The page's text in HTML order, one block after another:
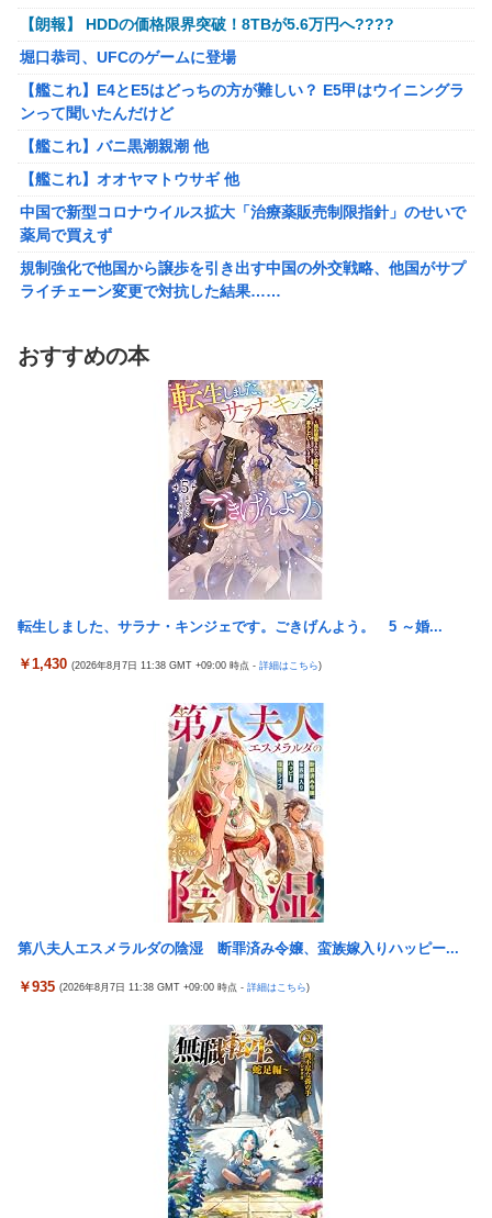
【VTuber】Google Play「選抜！推しナイン発表会」出演
者発表！『にじだけと思ってたけど座長と除夜のケツおるや
んけ』
『ほの暮しの庭』Switch2版 21,965本、Switch版 12,458本
【ガンダムSEED】バンプレスト「ラクス・クライン」「カガ
リ・ユラ・アスハ」プライズフィギュア【彩色原型公開】
【艦これ】E4とE5はどっちの方が難しい？ E5甲はウイニングラ
ンって聞いたんだけど
【艦これ】バニ黒潮親潮 他
【艦これ】オオヤマトウサギ 他
【悲報】アメリカで今も続いてる近親相姦の一族がやばすぎる
【悲報】高市政権「永住許可厳格化するわ」外国人さん「もう日
本ええわ…」
【画像あり】えっ、ワイ氏の「貯金」・・・多すぎ・・・？
発覚ｗｗｗｗｗ
エース級の財務官僚が異例転出へ 官邸幹部「協力的でなかった
町の弁当屋「申し訳ないが消費税1%になったらその分商品代を値
【泣】年配夫婦が営む中華屋さん、休業を知らせる貼り紙に応援
中国で新型コロナウイルス拡大「治療薬販売制限指針」のせいで
ライチェーン変更で対抗した結果……
福岡県議会「海外旅行じゃない、海外活動だ！」→視察費2.65億
【画像】かつて天下を獲っていたYouTuberの現在ｗｗｗｗ
【悲報】コレコレ、月収1億円ｗｗｗそりゃ外出るのにボディガ
【悲報】福岡の電車、完全にやらかす。構内アナウンスでド下ネ
タを連発するｗｗｗｗｗ
【悲報】有名漫画家、がんを公表「大腸癌になってしまいまし
た。肝臓に転移も見られてステージ4です」
【速報】とある魔術の禁書目録、最新刊でヒロイン戦争決着
wwwwwwwwwwwww
よ????」
【悲報】 ピカチュウが大量に半額
海外「全部日本の真似だったのか…」 日本の普通のテレビ番組が
最新SNSの数十年先を行っていたと話題に
羽田ニアミス搭乗の中国人「補償も見舞いもない」中国ネット
【画像】お前らこの超美人容疑者が、整形か否か判定して！！→
画像がこちらw w w w w w w w w w
【朗報】 HDDの価格限界突破！8TBが5.6万円へ????
堀口恭司、UFCのゲームに登場
【艦これ】E4とE5はどっちの方が難しい？ E5甲はウイニングラ
ンって聞いたんだけど
【艦これ】バニ黒潮親潮 他
【艦これ】オオヤマトウサギ 他
中国で新型コロナウイルス拡大「治療薬販売制限指針」のせいで
薬局で買えず
規制強化で他国から譲歩を引き出す中国の外交戦略、他国がサプ
ライチェーン変更で対抗した結果……
円公開で再炎上ｗｗｗ
参政党・神谷代表、高市政権の食料品減税を「天下の愚策」と一
【悲報】 ピカチュウが大量に半額
FGOのリリスさん、謎のSKB水着を着るｗｗｗｗｗｗｗｗｗｗｗ
【悲報】「店員」と「定員」を間違えるガチでヤバいやつ、ネッ
ト上に多すぎる ← これ・・・・・・
【悲報】ラノベ作家「新作ラブコメ書いたぞ！」冷笑系「いい歳
こいてラブコメ書いて恥ずかしくないの？」
【画像】ジェフ・ベゾスさん（資産約43兆7700億円）の嫁がコチ
ラｗｗｗｗｗ
パチンコ配信者さん、ミスでSEEDをパンクさせてしまう…
投資家ワイ、スマホポチッとするだけで大金を稼いでしまう
積水ハウス「地面師に55億円騙し取られた…」ワイ「はえーかわ
いそう…会社滅茶苦茶やろなぁ」
【ビスティ打法】ガチで疑問なんだけどオカルト信者って台を休
ませなかったら爆連したっていう思考にはならないの？
メトロイドプライム4 新品が2999円に…
韓国が独島を不法占拠？…日本の高校新教科書、また強引な主張
＝韓国の反応
「日本放送協会です」と名乗る男にドアを開けたら地獄…テレビ
もないのに居座り脅迫してきたNHK集金人を警察に通報して黙ら
せた←警察官の神対応に感謝しかない
参政党・神谷代表、高市政権の食料品減税を「天下の愚策」と一
【画像】 JKさん、日本最大級の”水かけ祭り”フェスでおっ〇ぱ
い丸見え！大量ぶっかけハプニングｗｗｗ
おすすめの本
転生しました、サラナ・キンジェです。ごきげんよう。 5 ～婚...
￥1,430 (2026年8月7日 11:38 GMT +09:00 時点 - 詳細はこちら)
第八夫人エスメラルダの陰湿 断罪済み令嬢、蛮族嫁入りハッピー...
￥935 (2026年8月7日 11:38 GMT +09:00 時点 - 詳細はこちら)